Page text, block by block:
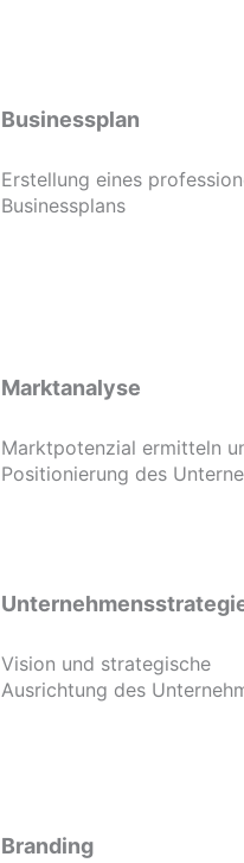
Businessplan
Erstellung eines
Businessplans
Marktanalyse
Marktpotenzial ermitteln
Positionierung des
Vision und strategische
Ausrichtung des
Branding